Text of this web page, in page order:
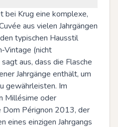
bei Krug eine komplexe,
aus vielen Jahrgängen
typischen Hausstil
(nicht
aus, dass die Flasche
Jahrgänge enthält, um
gewährleisten. Im
Millésime oder
Dom Pérignon 2013, der
eines einzigen Jahrgangs